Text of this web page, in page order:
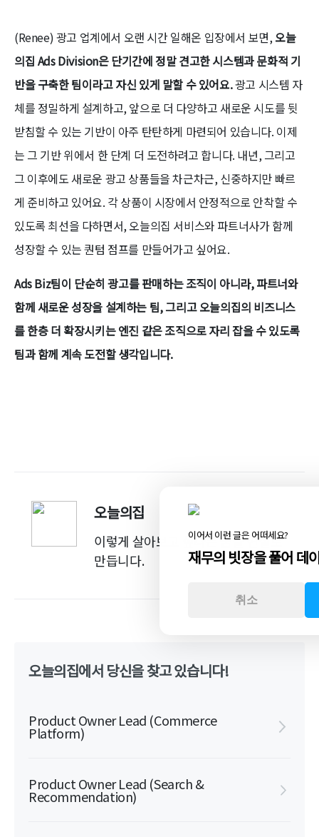
(Renee) 광고 업계에서 오랜 시간 일해온 입장에서 보면,오늘
의집 Ads Division은 단기간에 정말 견고한 시스템과 문화적 기
반을 구축한 팀이라고 자신 있게 말할 수 있어요.광고 시스템 자
체를 정밀하게 설계하고, 앞으로 더 다양하고 새로운 시도를 뒷
받침할 수 있는 기반이 아주 탄탄하게 마련되어 있습니다. 이제
는 그 기반 위에서 한 단계 더 도전하려고 합니다. 내년, 그리고
그 이후에도 새로운 광고 상품들을 차근차근, 신중하지만 빠르
게 준비하고 있어요. 각 상품이 시장에서 안정적으로 안착할 수
있도록 최선을 다하면서, 오늘의집 서비스와 파트너사가 함께
성장할 수 있는 퀀텀 점프를 만들어가고 싶어요.
Ads Biz팀이 단순히 광고를 판매하는 조직이 아니라, 파트너와
함께 새로운 성장을 설계하는 팀, 그리고 오늘의집의 비즈니스
를 한층 더 확장시키는 엔진 같은 조직으로 자리 잡을 수 있도록
팀과 함께 계속 도전할 생각입니다.
오늘의집
이렇게 살아보고 싶다는 꿈을 현실로
만듭니다.
이어서 이런 글은 어떠세요?
재무의 빗장을 풀어 데
취소
오늘의집에서 당신을 찾고 있습니다!
Product Owner Lead (Commerce
Platform)
Product Owner Lead (Search &
Recommendation)